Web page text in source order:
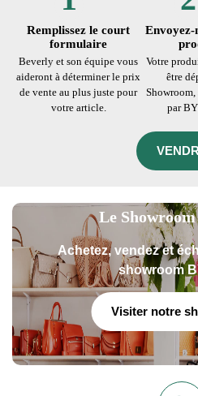
Remplissez le court
formulaire
Beverly et son équipe vous
aideront à déterminer le prix
de vente au plus juste pour
votre article.
Envoyez-
Votre
être
par
Le
Achetez, vendez et
showroom
Visiter notre